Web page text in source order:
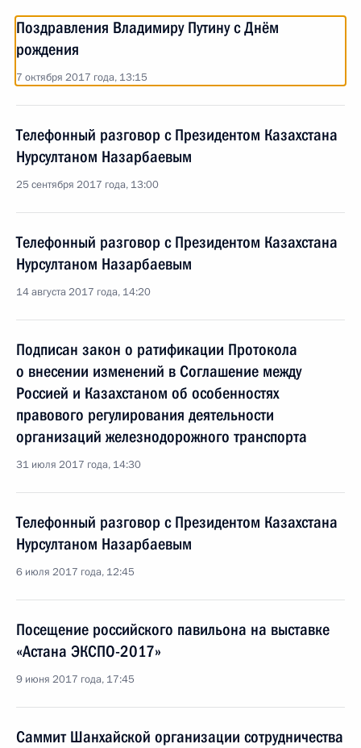
Поздравления Владимиру Путину с Днём
рождения
7 октября 2017 года, 13:15
Телефонный разговор с Президентом Казахстана
Нурсултаном Назарбаевым
25 сентября 2017 года, 13:00
Телефонный разговор с Президентом Казахстана
Нурсултаном Назарбаевым
14 августа 2017 года, 14:20
Подписан закон о ратификации Протокола
о внесении изменений в Соглашение между
Россией и Казахстаном об особенностях
правового регулирования деятельности
организаций железнодорожного транспорта
31 июля 2017 года, 14:30
Телефонный разговор с Президентом Казахстана
Нурсултаном Назарбаевым
6 июля 2017 года, 12:45
Посещение российского павильона на выставке
«Астана ЭКСПО-2017»
9 июня 2017 года, 17:45
Саммит Шанхайской организации сотрудничества